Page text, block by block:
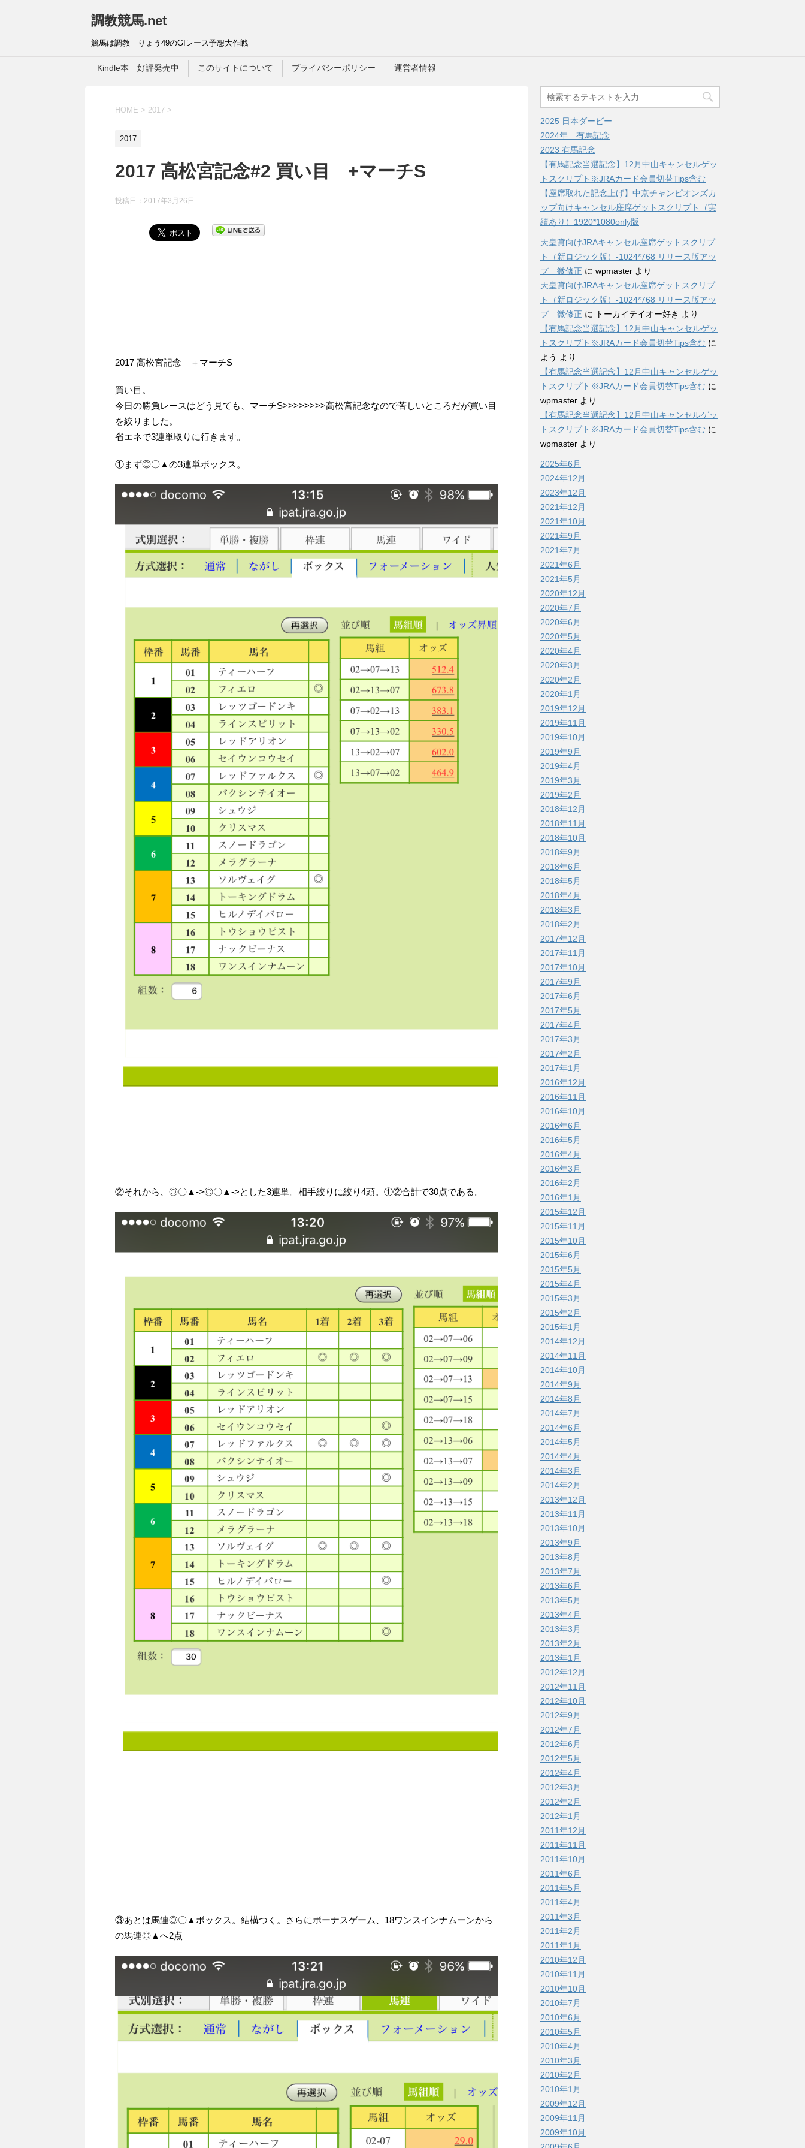
調教競馬.net
競馬は調教 りょう49のGIレース予想大作戦
Kindle本 好評発売中 このサイトについて プライバシーポリシー 運営者情報
HOME > 2017 >
2017
2017 高松宮記念#2 買い目 +マーチS
投稿日： 2017年3月26日
2017 高松宮記念 ＋マーチS
買い目。
今日の勝負レースはどう見ても、マーチS>>>>>>>>高松宮記念なので苦しいところだが買い目
を絞りました。
省エネで3連単取りに行きます。
①まず◎〇▲の3連単ボックス。
②それから、◎〇▲->◎〇▲->とした3連単。相手絞りに絞り4頭。①②合計で30点である。
③あとは馬連◎〇▲ボックス。結構つく。さらにボーナスゲーム、18ワンスインナムーンから
の馬連◎▲へ2点
2025 日本ダービー
2024年 有馬記念
2023 有馬記念
【有馬記念当選記念】12月中山キャンセルゲッ
トスクリプト※JRAカード会員切替Tips含む
【座席取れた記念上げ】中京チャンピオンズカ
ップ向けキャンセル座席ゲットスクリプト（実
績あり）1920*1080only版
天皇賞向けJRAキャンセル座席ゲットスクリプ
ト（新ロジック版）-1024*768 リリース版アッ
プ 微修正 に wpmaster より
天皇賞向けJRAキャンセル座席ゲットスクリプ
ト（新ロジック版）-1024*768 リリース版アッ
プ 微修正 に トーカイテイオー好き より
【有馬記念当選記念】12月中山キャンセルゲッ
トスクリプト※JRAカード会員切替Tips含む に
よう より
【有馬記念当選記念】12月中山キャンセルゲッ
トスクリプト※JRAカード会員切替Tips含む に
wpmaster より
【有馬記念当選記念】12月中山キャンセルゲッ
トスクリプト※JRAカード会員切替Tips含む に
wpmaster より
2025年6月
2024年12月
2023年12月
2021年12月
2021年10月
2021年9月
2021年7月
2021年6月
2021年5月
2020年12月
2020年7月
2020年6月
2020年5月
2020年4月
2020年3月
2020年2月
2020年1月
2019年12月
2019年11月
2019年10月
2019年9月
2019年4月
2019年3月
2019年2月
2018年12月
2018年11月
2018年10月
2018年9月
2018年6月
2018年5月
2018年4月
2018年3月
2018年2月
2017年12月
2017年11月
2017年10月
2017年9月
2017年6月
2017年5月
2017年4月
2017年3月
2017年2月
2017年1月
2016年12月
2016年11月
2016年10月
2016年6月
2016年5月
2016年4月
2016年3月
2016年2月
2016年1月
2015年12月
2015年11月
2015年10月
2015年6月
2015年5月
2015年4月
2015年3月
2015年2月
2015年1月
2014年12月
2014年11月
2014年10月
2014年9月
2014年8月
2014年7月
2014年6月
2014年5月
2014年4月
2014年3月
2014年2月
2013年12月
2013年11月
2013年10月
2013年9月
2013年8月
2013年7月
2013年6月
2013年5月
2013年4月
2013年3月
2013年2月
2013年1月
2012年12月
2012年11月
2012年10月
2012年9月
2012年7月
2012年6月
2012年5月
2012年4月
2012年3月
2012年2月
2012年1月
2011年12月
2011年11月
2011年10月
2011年6月
2011年5月
2011年4月
2011年3月
2011年2月
2011年1月
2010年12月
2010年11月
2010年10月
2010年7月
2010年6月
2010年5月
2010年4月
2010年3月
2010年2月
2010年1月
2009年12月
2009年11月
2009年10月